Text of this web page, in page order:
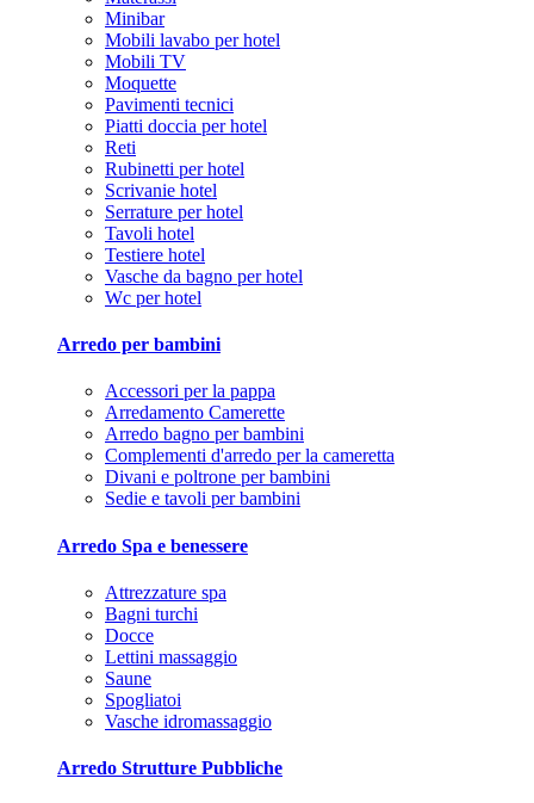
Minibar
Mobili lavabo per hotel
Mobili TV
Moquette
Pavimenti tecnici
Piatti doccia per hotel
Reti
Rubinetti per hotel
Scrivanie hotel
Serrature per hotel
Tavoli hotel
Testiere hotel
Vasche da bagno per hotel
Wc per hotel
Arredo per bambini
Accessori per la pappa
Arredamento Camerette
Arredo bagno per bambini
Complementi d'arredo per la cameretta
Divani e poltrone per bambini
Sedie e tavoli per bambini
Arredo Spa e benessere
Attrezzature spa
Bagni turchi
Docce
Lettini massaggio
Saune
Spogliatoi
Vasche idromassaggio
Arredo Strutture Pubbliche